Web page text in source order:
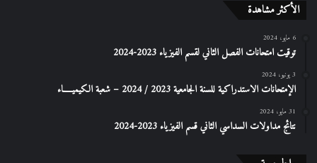
الأكثر مشاهدة
6 مايو، 2024
توقيت امتحانات الفصل الثاني لقسم الفيزياء 2023-2024
3 يونيو، 2024
الإمتحانات الاستدراكیة للسنة الجامعیة 2023 / 2024 – شعبة الكیمیـــــاء
31 مايو، 2024
نتائج مداولات السداسي الثاني قسم الفيزياء 2023-2024